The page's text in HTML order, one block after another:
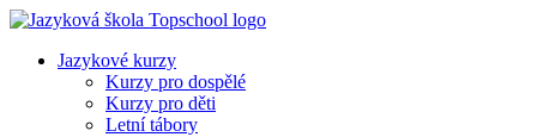
Jazykové kurzy
Kurzy pro dospělé
Kurzy pro děti
Letní tábory